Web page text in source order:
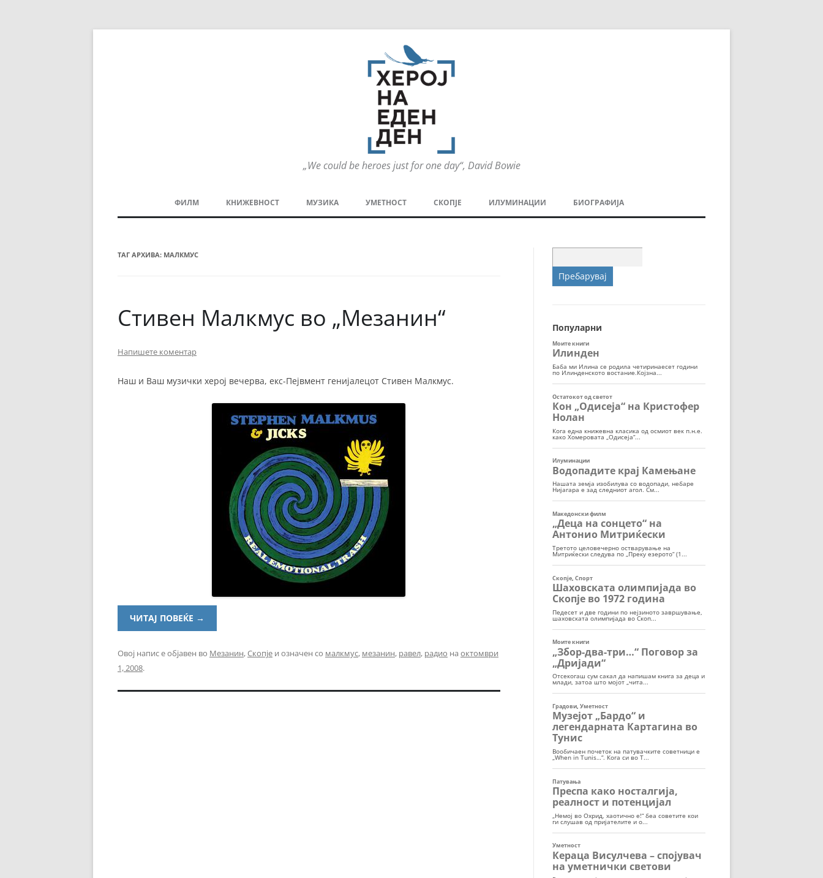
„We could be heroes just for one day“, David Bowie
содржината
ФИЛМ
ЖАНРОВИ
ФИЛМОПОЛИС
КНИЖЕВНОСТ МУЗИКА УМЕТНОСТ СКОПЈЕ ИЛУМИНАЦИИ
СПОРТ
БИОГРАФИЈА
ТАГ АРХИВА: МАЛКМУС
Стивен Малкмус во „Мезанин“
Напишете коментар
Наш и Ваш музички херој вечерва, екс-Пејвмент генијалецот Стивен Малкмус.
ЧИТАЈ ПОВЕЌЕ →
Овој напис е објавен во Мезанин,Скопје и означен со малкмус, мезанин, равел, радио на октомври
1, 2008.
за:
Популарни